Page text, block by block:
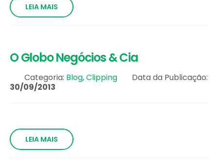
LEIA MAIS
O Globo Negócios & Cia
Categoria: Blog,Clipping
Data da Publicação:
30/09/2013
LEIA MAIS